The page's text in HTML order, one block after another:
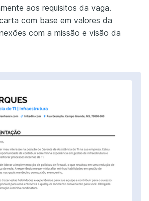
aos requisitos da vaga.
com base em valores da
com a missão e visão da